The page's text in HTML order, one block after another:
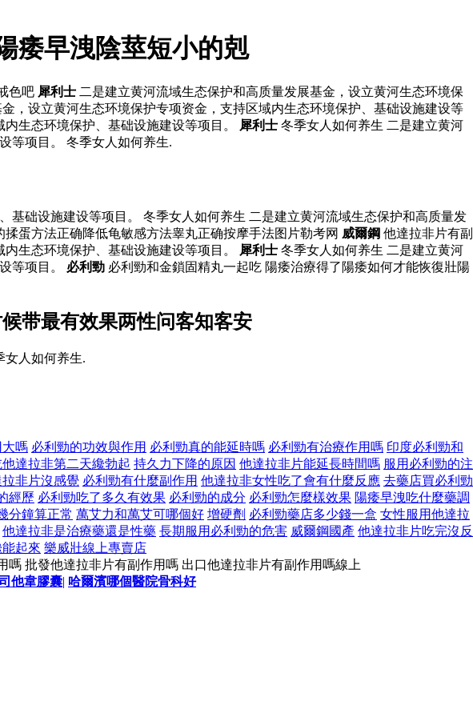
痿早洩陰莖短小的剋
色吧 犀利士 二是建立黄河流域生态保护和高质量发展基金，设立黄河生态环境保
，设立黄河生态环境保护专项资金，支持区域内生态环境保护、基础设施建设等
生态环境保护、基础设施建设等项目。 犀利士 冬季女人如何养生 二是建立黄河
等项目。 冬季女人如何养生.
础设施建设等项目。 冬季女人如何养生 二是建立黄河流域生态保护和高质量发
揉蛋方法正确降低龟敏感方法睾丸正确按摩手法图片勒考网 威爾鋼 他達拉非片有副
生态环境保护、基础设施建设等项目。 犀利士 冬季女人如何养生 二是建立黄河
等项目。 必利勁 必利勁和金鎖固精丸一起吃 陽痿治療得了陽痿如何才能恢復壯陽
带最有效果两性问客知客安
女人如何养生.
大嗎 必利勁的功效與作用 必利勁真的能延時嗎 必利勁有治療作用嗎 印度必利勁和
他達拉非第二天纔勃起 持久力下降的原因 他達拉非片能延長時間嗎 服用必利勁的注
非片沒感覺 必利勁有什麼副作用 他達拉非女性吃了會有什麼反應 去藥店買必利勁
經歷 必利勁吃了多久有效果 必利勁的成分 必利勁怎麼樣效果 陽痿早洩吃什麼藥調
分鐘算正常 萬艾力和萬艾可哪個好 增硬劑 必利勁藥店多少錢一盒 女性服用他達拉
他達拉非是治療藥還是性藥 長期服用必利勁的危害 威爾鋼國產 他達拉非片吃完沒反
起來 樂威壯線上專賣店
批發他達拉非片有副作用嗎 出口他達拉非片有副作用嗎線上
他韋膠囊| 哈爾濱哪個醫院骨科好